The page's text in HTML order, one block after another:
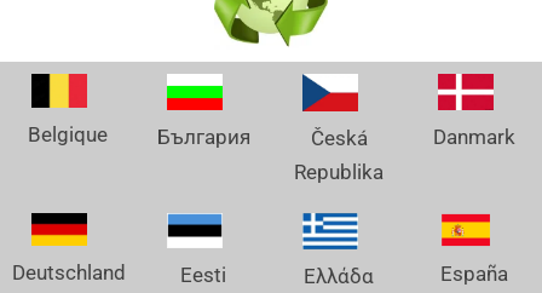
Belgique България
Česká
Republika
Danmark
Deutschland Eesti Ελλάδα España